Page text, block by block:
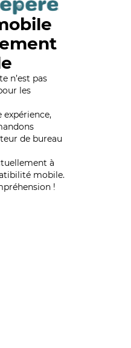
n’est pas
les
expérience,
de bureau
à
mobile.
!